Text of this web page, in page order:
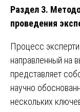
Раздел 3.
проведения
Процесс
направленный на
представляет
научно
нескольких